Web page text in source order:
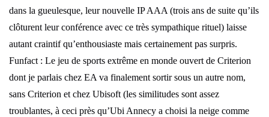
dans la gueulesque, leur nouvelle IP AAA (trois ans de suite qu’ils
clôturent leur conférence avec ce très sympathique rituel) laisse
autant craintif qu’enthousiaste mais certainement pas surpris.
Funfact : Le jeu de sports extrême en monde ouvert de Criterion
dont je parlais chez EA va finalement sortir sous un autre nom,
sans Criterion et chez Ubisoft (les similitudes sont assez
troublantes, à ceci près qu’Ubi Annecy a choisi la neige comme